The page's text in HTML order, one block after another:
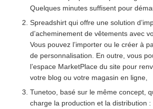
Quelques minutes suffisent pour
Spreadshirt qui offre une solution
d’acheminement de vêtements avec
Vous pouvez l’importer ou le créer à
de personnalisation. En outre, vous
l’espace MarketPlace du site pour
votre blog ou votre magasin en ligne,
Tunetoo, basé sur le même concept,
charge la production et la distribution :